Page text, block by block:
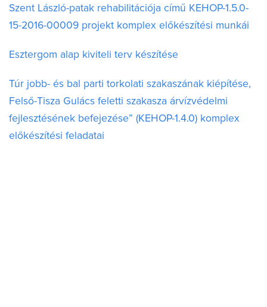
Szent László-patak rehabilitációja című KEHOP-1.5.0-
15-2016-00009 projekt komplex előkészítési munkái
Esztergom alap kiviteli terv készítése
Túr jobb- és bal parti torkolati szakaszának kiépítése,
Felső-Tisza Gulács feletti szakasza árvízvédelmi
fejlesztésének befejezése” (KEHOP-1.4.0) komplex
előkészítési feladatai